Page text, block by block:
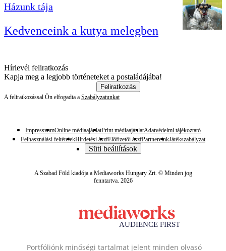
Házunk tája
Kedvenceink a kutya melegben
Hírlevél feliratkozás
Kapja meg a legjobb történeteket a postaládájába!
Feliratkozás
A feliratkozással Ön elfogadta a Szabályzatunkat
ImpresszumOnline médiaajánlatPrint médiaajánlatAdatvédelmi tájékoztató
Felhasználási feltételekHirdetési ászfElőfizetői ászfPartnereinkJátékszabályzat
Süti beállítások
A Szabad Föld kiadója a Mediaworks Hungary Zrt. © Minden jog
fenntartva. 2026
Portfóliónk minőségi tartalmat jelent minden olvasó